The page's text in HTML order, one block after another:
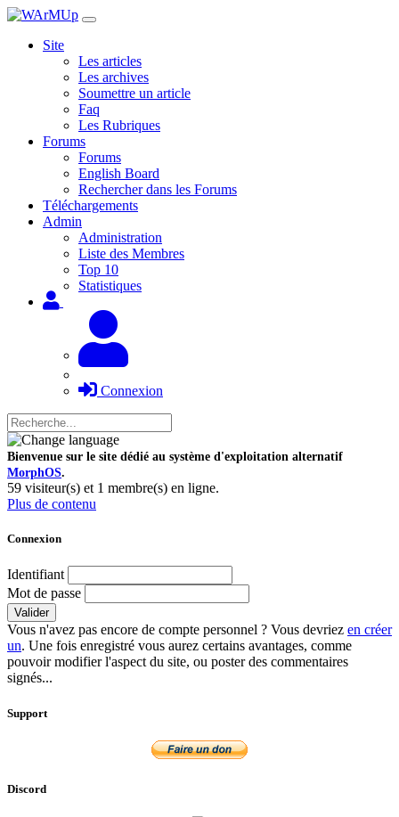
Site
Les articles
Les archives
Soumettre un article
Faq
Les Rubriques
Forums
Forums
English Board
Rechercher dans les Forums
Téléchargements
Admin
Administration
Liste des Membres
Top 10
Statistiques
Connexion
Bienvenue sur le site dédié au système d'exploitation alternatif
MorphOS.
59 visiteur(s) et 1 membre(s) en ligne.
Plus de contenu
Connexion
Identifiant
Mot de passe
Valider
Vous n'avez pas encore de compte personnel ? Vous devriez en créer
un. Une fois enregistré vous aurez certains avantages, comme
pouvoir modifier l'aspect du site, ou poster des commentaires
signés...
Support
Discord